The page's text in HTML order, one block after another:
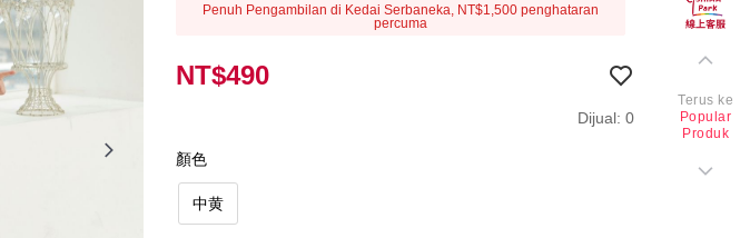
Penuh Pengambilan di Kedai Serbaneka, NT$1,500 penghataran
percuma
NT$490
Dijual: 0
顏色
中黄
Terus ke
Popular
Produk